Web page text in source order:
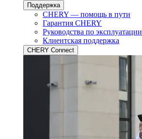
Поддержка
CHERY — помощь в пути
Гарантия CHERY
Руководства по эксплуатации
Клиентская поддержка
CHERY Connect